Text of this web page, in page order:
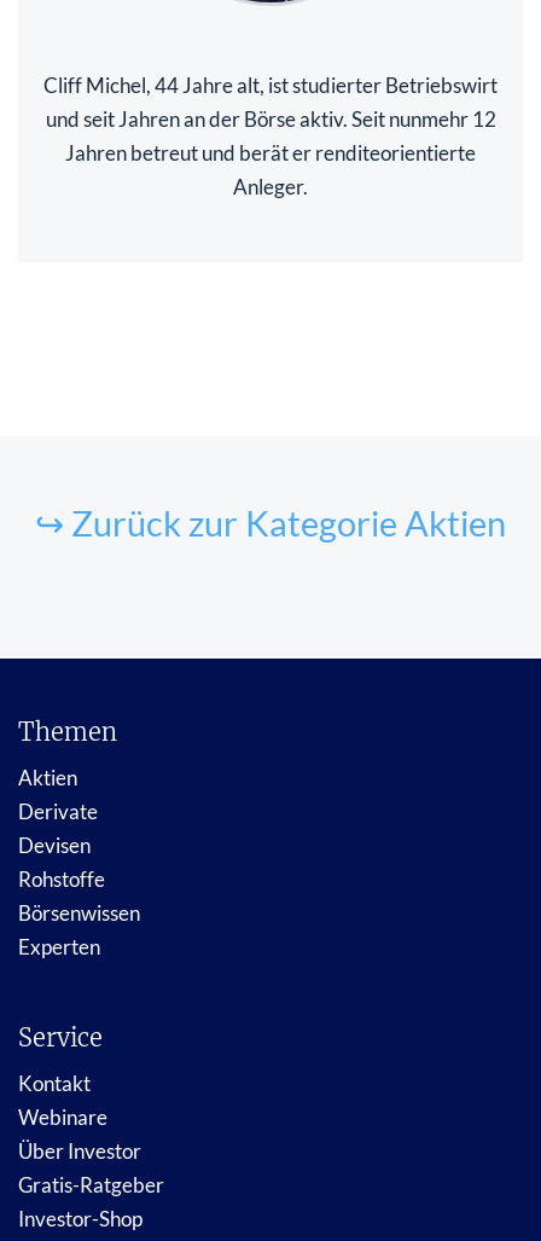
Cliff Michel, 44 Jahre alt, ist studierter Betriebswirt
und seit Jahren an der Börse aktiv. Seit nunmehr 12
Jahren betreut und berät er renditeorientierte
Anleger.
↪ Zurück zur Kategorie Aktien
Themen
Aktien
Derivate
Devisen
Rohstoffe
Börsenwissen
Experten
Service
Kontakt
Webinare
Über Investor
Gratis-Ratgeber
Investor-Shop